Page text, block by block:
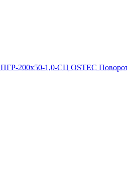
ПГР-200х50-1,0-СЦ OSTEC